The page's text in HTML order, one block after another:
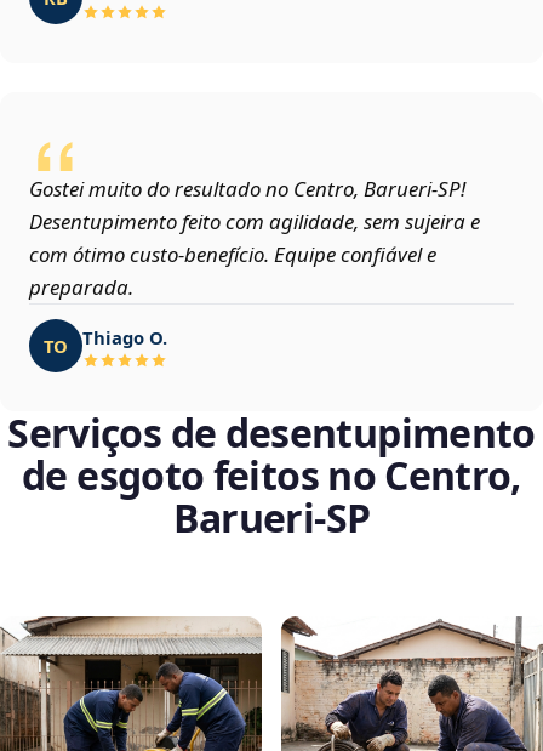
Gostei muito do resultado no Centro, Barueri‑SP!
Desentupimento feito com agilidade, sem sujeira e
com ótimo custo-benefício. Equipe confiável e
preparada.
TO Thiago O.
Serviços de desentupimento
de esgoto feitos no Centro,
Barueri‑SP